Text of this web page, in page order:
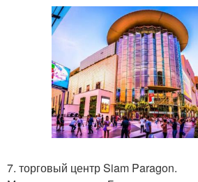
7. торговый центр Siam Paragon.